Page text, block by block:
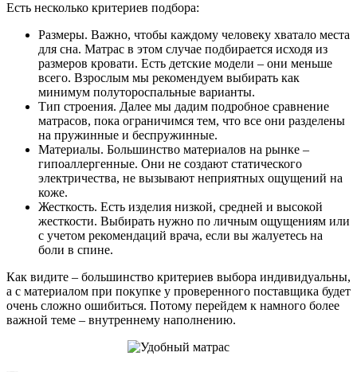
Есть несколько критериев подбора:
Размеры. Важно, чтобы каждому человеку хватало места
для сна. Матрас в этом случае подбирается исходя из
размеров кровати. Есть детские модели – они меньше
всего. Взрослым мы рекомендуем выбирать как
минимум полутороспальные варианты.
Тип строения. Далее мы дадим подробное сравнение
матрасов, пока ограничимся тем, что все они разделены
на пружинные и беспружинные.
Материалы. Большинство материалов на рынке –
гипоаллергенные. Они не создают статического
электричества, не вызывают неприятных ощущений на
коже.
Жесткость. Есть изделия низкой, средней и высокой
жесткости. Выбирать нужно по личным ощущениям или
с учетом рекомендаций врача, если вы жалуетесь на
боли в спине.
Как видите – большинство критериев выбора индивидуальны,
а с материалом при покупке у проверенного поставщика будет
очень сложно ошибиться. Потому перейдем к намного более
важной теме – внутреннему наполнению.